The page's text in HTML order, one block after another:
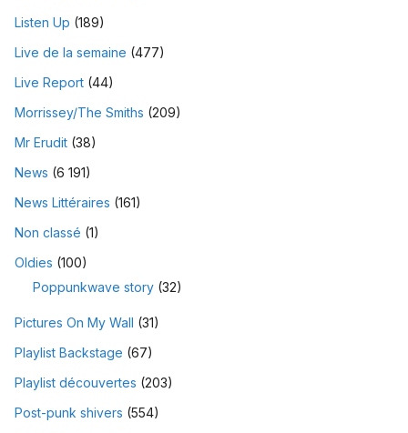
Listen Up (189)
Live de la semaine (477)
Live Report (44)
Morrissey/The Smiths (209)
Mr Erudit (38)
News (6 191)
News Littéraires (161)
Non classé (1)
Oldies (100)
Poppunkwave story (32)
Pictures On My Wall (31)
Playlist Backstage (67)
Playlist découvertes (203)
Post-punk shivers (554)